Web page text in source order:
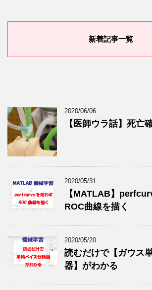
新着記事一覧
2020/06/06
【医師ウラ話】死亡
2020/05/31
【MATLAB】
ROC曲線を描く
2020/05/20
読むだけで【ガウス
器】がわかる